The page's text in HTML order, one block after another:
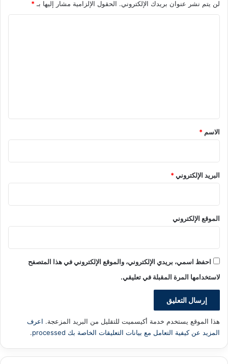
لن يتم نشر عنوان بريدك الإلكتروني. الحقول الإلزامية مشار إليها بـ *
*
الاسم *
البريد الإلكتروني*
الموقع الإلكتروني
احفظ اسمي، بريدي الإلكتروني، والموقع الإلكتروني في هذا المتصفح
لاستخدامها المرة المقبلة في تعليقي.
هذا الموقع يستخدم خدمة أكيسميت للتقليل من البريد المزعجة. اعرف
المزيد عن كيفية التعامل مع بيانات التعليقات الخاصة بك processed
.